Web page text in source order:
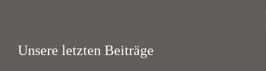
Unsere letzten Beiträge